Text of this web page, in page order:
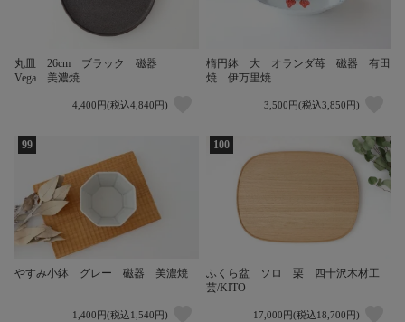
丸皿 26cm ブラック 磁器
Vega 美濃焼
4,400円(税込4,840円)
楕円鉢 大 オランダ苺 磁器 有田
焼 伊万里焼
3,500円(税込3,850円)
99
やすみ小鉢 グレー 磁器 美濃焼
1,400円(税込1,540円)
100
ふくら盆 ソロ 栗 四十沢木材工
芸/KITO
17,000円(税込18,700円)